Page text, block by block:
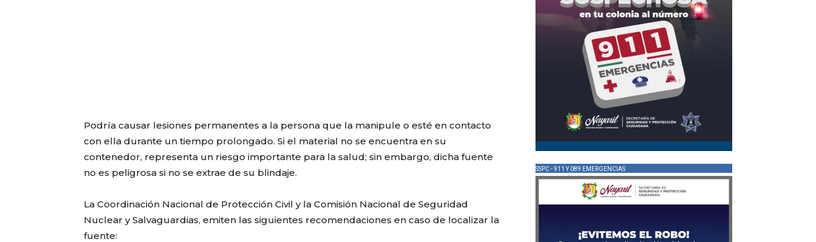
Podría causar lesiones permanentes a la persona que la manipule o esté en contacto
con ella durante un tiempo prolongado. Si el material no se encuentra en su
contenedor, representa un riesgo importante para la salud; sin embargo, dicha fuente
no es peligrosa si no se extrae de su blindaje.
La Coordinación Nacional de Protección Civil y la Comisión Nacional de Seguridad
Nuclear y Salvaguardias, emiten las siguientes recomendaciones en caso de localizar la
fuente:
SSPC - 911 Y 089 EMERGENCIAS